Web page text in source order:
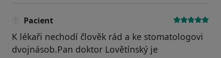
Pacient
K lékaři nechodí člověk rád a ke stomatologovi
dvojnásob.Pan doktor Lovětínský je